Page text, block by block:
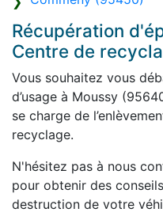
Récupération
Centre de
Vous souhaitez vous
d’usage à Moussy
se charge de
recyclage.
N'hésitez pas à nous
pour obtenir des
destruction de votre